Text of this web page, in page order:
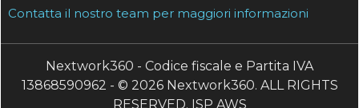
Contatta il nostro team per maggiori informazioni
Nextwork360 - Codice fiscale e Partita IVA
13868590962 - © 2026 Nextwork360. ALL RIGHTS
RESERVED. ISP AWS